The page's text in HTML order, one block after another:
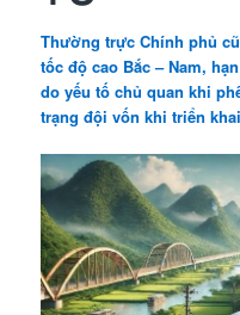
Thường trực Chính phủ
tốc độ cao Bắc – Nam,
do yếu tố chủ quan khi
trạng đội vốn khi triển